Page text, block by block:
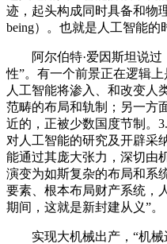
迹，起头构成同时具备和物
being）。也就是人工智能的
阿尔伯特·爱因斯坦说过
性”。有一个前景正在逻辑
人工智能将渗入、和改变人
范畴的布局和轨制；另一方
近的，正被少数国度节制。
对人工智能的研究及开辟采
能通过其庞大张力，深切由
演变为如斯复杂的布局和系
要素、根本布局财产系统，
期间，这就是新封建从义”。
实现大机械出产，“机械